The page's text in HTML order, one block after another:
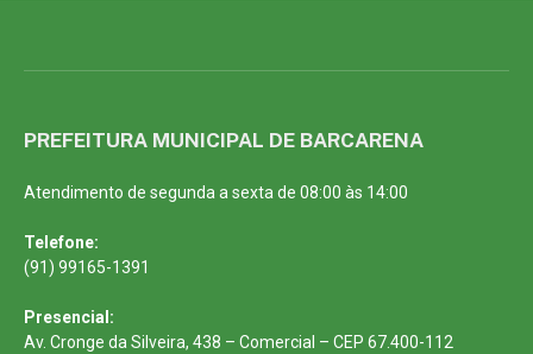
PREFEITURA MUNICIPAL DE BARCARENA
Atendimento de segunda a sexta de 08:00 às 14:00
Telefone:
(91) 99165-1391
Presencial:
Av. Cronge da Silveira, 438 – Comercial – CEP 67.400-112